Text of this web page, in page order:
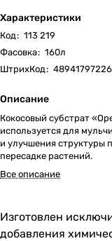
Характеристики
Код: 113 219
Фасовка: 160л
ШтрихКод:
Описание
Кокосовый субстрат
используется для
и улучшения структуры
пересадке растений.
Все описание
Изготовлен
добавления